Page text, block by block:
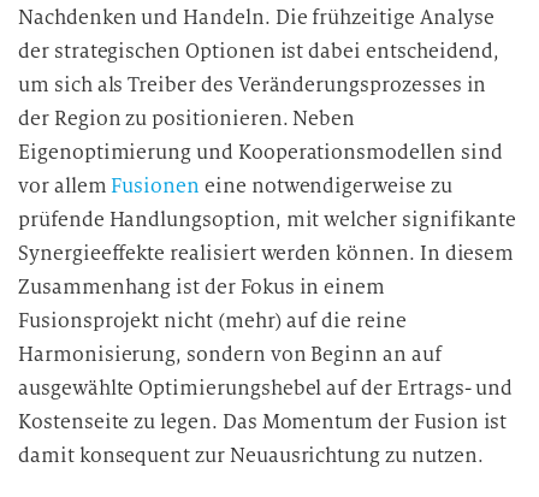
Nachdenken und Handeln. Die frühzeitige Analyse
der strategischen Optionen ist dabei entscheidend,
um sich als Treiber des Veränderungsprozesses in
der Region zu positionieren. Neben
Eigenoptimierung und Kooperationsmodellen sind
vor allemFusionen eine notwendigerweise zu
prüfende Handlungsoption, mit welcher signifikante
Synergieeffekte realisiert werden können. In diesem
Zusammenhang ist der Fokus in einem
Fusionsprojekt nicht (mehr) auf die reine
Harmonisierung, sondern von Beginn an auf
ausgewählte Optimierungshebel auf der Ertrags- und
Kostenseite zu legen. Das Momentum der Fusion ist
damit konsequent zur Neuausrichtung zu nutzen.